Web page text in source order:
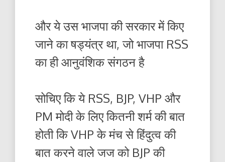
और ये उस भाजपा की सरकार में किए
जाने का षड्यंत्र था, जो भाजपा RSS
का ही आनुवंशिक संगठन है
सोचिए कि ये RSS, BJP, VHP और
PM मोदी के लिए कितनी शर्म की बात
होती कि VHP के मंच से हिंदुत्व की
बात करने वाले जज को BJP की